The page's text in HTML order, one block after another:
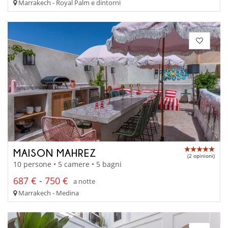
Marrakech - Royal Palm e dintorni
MAISON MAHREZ (2 opinioni)
10 persone • 5 camere • 5 bagni
687 € - 750 €
a notte
Marrakech - Medina